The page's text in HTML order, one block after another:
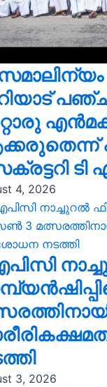
4, 2026
3, 2026